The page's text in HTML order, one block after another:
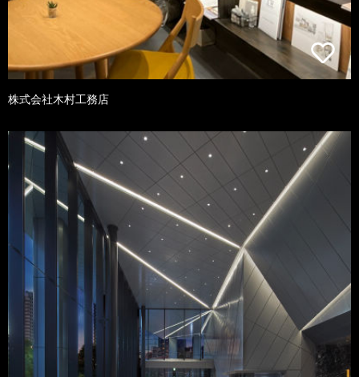
株式会社木村工務店